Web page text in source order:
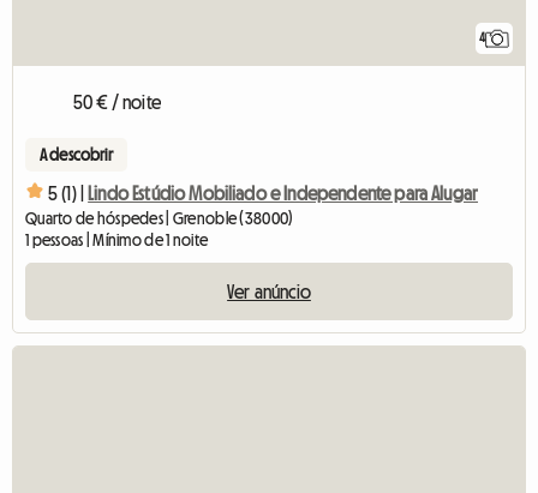
4
50 € / noite
A descobrir
5 (1) | Lindo Estúdio Mobiliado e Independente para Alugar
Quarto de hóspedes | Grenoble (38000)
1 pessoas | Mínimo de 1 noite
Ver anúncio